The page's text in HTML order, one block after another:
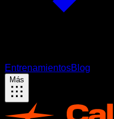
EntrenamientosBlog
Más